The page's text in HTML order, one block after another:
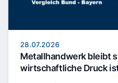
28.07.2026
Metallhandwerk bleibt
wirtschaftliche Druck